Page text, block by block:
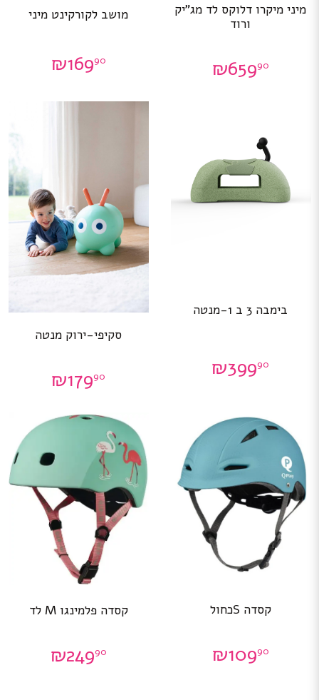
מיני מיקרו דלוקס לד מג”יק
ורוד
₪65990
מושב לקורקינט מיני
₪16990
בימבה 3 ב 1-מנטה
₪39990
סקיפי-ירוק מנטה
₪17990
קסדה Sכחול
₪10990
קסדה פלמינגו M לד
₪24990